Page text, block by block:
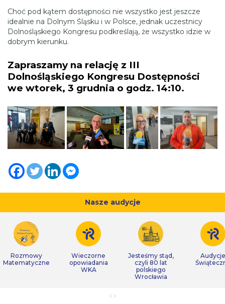
Choć pod kątem dostępności nie wszystko jest jeszcze
idealnie na Dolnym Śląsku i w Polsce, jednak uczestnicy
Dolnośląskiego Kongresu podkreślają, że wszystko idzie w
dobrym kierunku.
Zapraszamy na relację z III
Dolnośląskiego Kongresu Dostępności
we wtorek, 3 grudnia o godz. 14:10.
Nasze audycje
Rozmowy
Matematyczne
Wieczorne
opowiadania
WKA
Jesteśmy stąd,
czyli 80 lat
polskiego
Wrocławia
Audycje